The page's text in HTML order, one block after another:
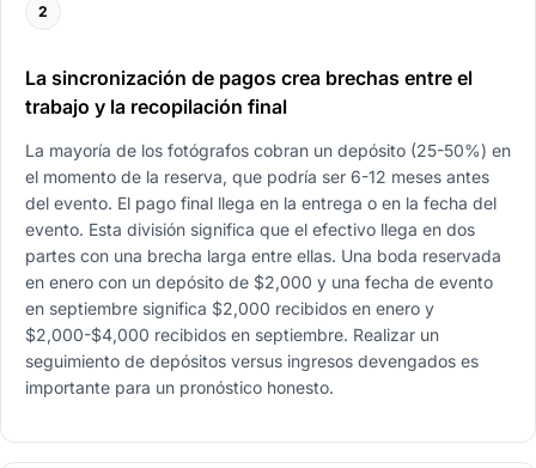
2
La sincronización de pagos crea brechas entre el
trabajo y la recopilación final
La mayoría de los fotógrafos cobran un depósito (25-50%) en
el momento de la reserva, que podría ser 6-12 meses antes
del evento. El pago final llega en la entrega o en la fecha del
evento. Esta división significa que el efectivo llega en dos
partes con una brecha larga entre ellas. Una boda reservada
en enero con un depósito de $2,000 y una fecha de evento
en septiembre significa $2,000 recibidos en enero y
$2,000-$4,000 recibidos en septiembre. Realizar un
seguimiento de depósitos versus ingresos devengados es
importante para un pronóstico honesto.